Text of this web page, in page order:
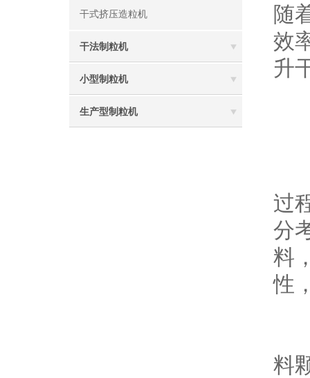
干式挤压造粒机
干法制粒机
小型制粒机
生产型制粒机
随
效
升
过
分
料
性
料